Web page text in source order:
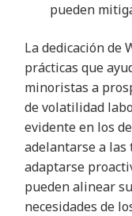
pueden
La dedicación de
prácticas que
minoristas a
de volatilidad
evidente en los
adelantarse a las
adaptarse
pueden alinear
necesidades de